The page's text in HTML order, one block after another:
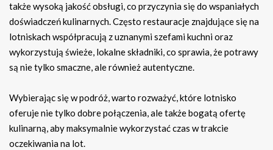
także wysoką jakość obsługi, co przyczynia się do wspaniałych
doświadczeń kulinarnych. Często restauracje znajdujące się na
lotniskach współpracują z uznanymi szefami kuchni oraz
wykorzystują świeże, lokalne składniki, co sprawia, że potrawy
są nie tylko smaczne, ale również autentyczne.
Wybierając się w podróż, warto rozważyć, które lotnisko
oferuje nie tylko dobre połączenia, ale także bogatą ofertę
kulinarną, aby maksymalnie wykorzystać czas w trakcie
oczekiwania na lot.